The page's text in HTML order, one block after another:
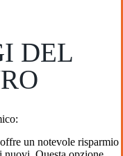
DEL
un notevole risparmio